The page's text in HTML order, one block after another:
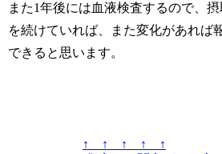
また1年後には血液検査するので、摂
を続けていれば、また変化があれば
できると思います。
↑ ↑ ↑ ↑ ↑